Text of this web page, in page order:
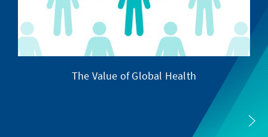
The Value of Global Health